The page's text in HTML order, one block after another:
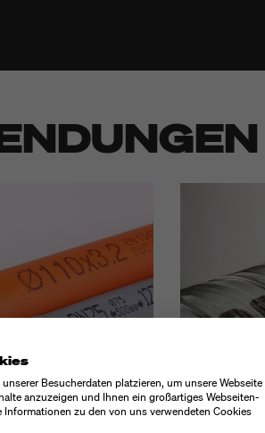
Besucherdaten platzieren, um unsere Webseite
anzuzeigen und Ihnen ein großartiges Webseiten-
Informationen zu den von uns verwendeten Cookies